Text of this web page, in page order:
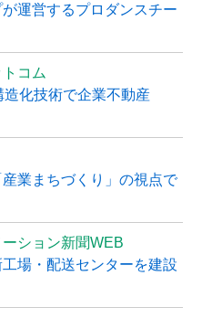
運営するプロダンスチー
コム
化技術で企業不動産
業まちづくり」の視点で
ション新聞WEB
場・配送センターを建設